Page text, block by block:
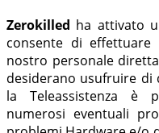
Zerokilled ha attivato
consente di
nostro personale
desiderano usufruire di
la Teleassistenza è
numerosi eventuali